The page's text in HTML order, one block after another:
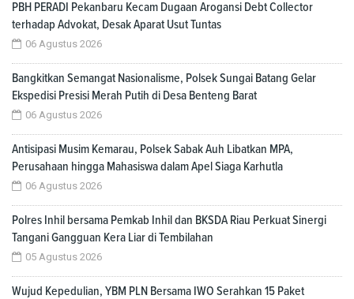
PBH PERADI Pekanbaru Kecam Dugaan Arogansi Debt Collector
terhadap Advokat, Desak Aparat Usut Tuntas
06 Agustus 2026
Bangkitkan Semangat Nasionalisme, Polsek Sungai Batang Gelar
Ekspedisi Presisi Merah Putih di Desa Benteng Barat
06 Agustus 2026
Antisipasi Musim Kemarau, Polsek Sabak Auh Libatkan MPA,
Perusahaan hingga Mahasiswa dalam Apel Siaga Karhutla
06 Agustus 2026
Polres Inhil bersama Pemkab Inhil dan BKSDA Riau Perkuat Sinergi
Tangani Gangguan Kera Liar di Tembilahan
05 Agustus 2026
Wujud Kepedulian, YBM PLN Bersama IWO Serahkan 15 Paket